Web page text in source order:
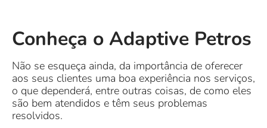
Conheça o Adaptive Petros
Não se esqueça ainda, da importância de oferecer
aos seus clientes uma boa experiência nos serviços,
o que dependerá, entre outras coisas, de como eles
são bem atendidos e têm seus problemas
resolvidos.